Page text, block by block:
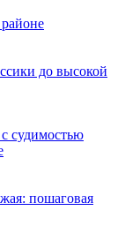
до высокой
судимостью
пошаговая